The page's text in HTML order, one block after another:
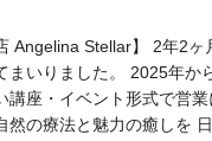
Angelina Stellar】 2年2ヶ
まいりました。 2025年か
講座・イベント形式で営業
然の療法と魅力の癒しを